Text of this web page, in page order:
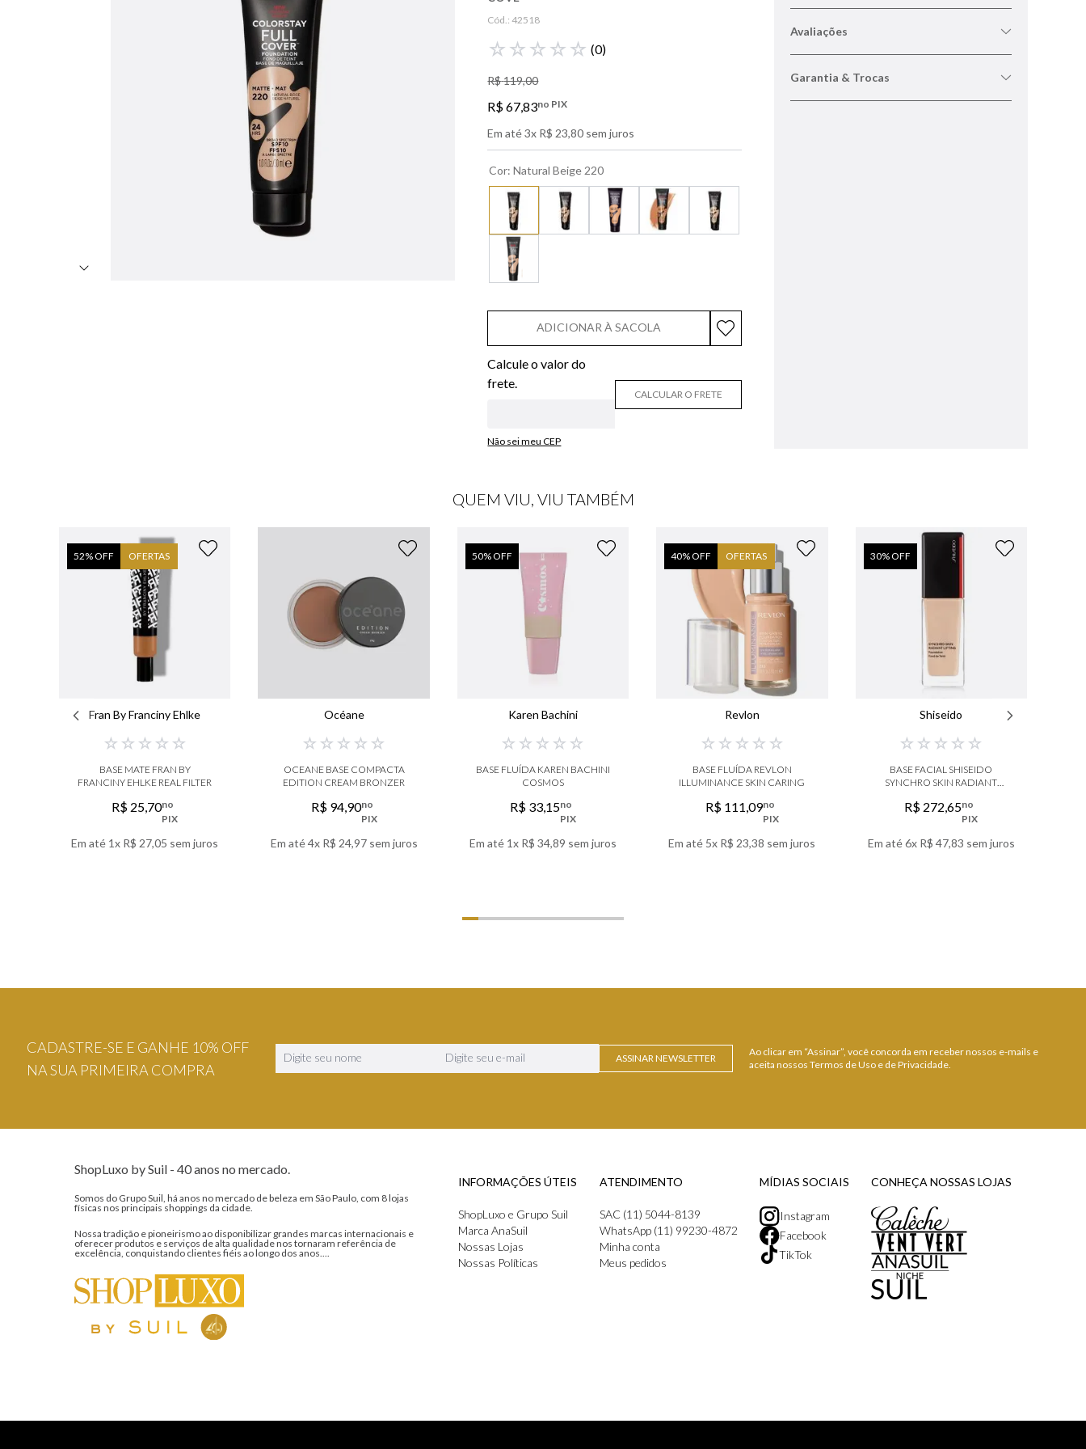
Cód.: 42518
☆ ☆ ☆ ☆ ☆ (0)
R$119,00
R$67,83no PIX
Em até3x R$ 23,80 sem juros
Cor: Natural Beige 220
ADICIONAR À SACOLA
Não sei meu CEP
CALCULAR O FRETE
Avaliações
Garantia & Trocas
QUEM VIU, VIU TAMBÉM
52% OFF OFERTAS
Fran By Franciny Ehlke
☆ ☆ ☆ ☆ ☆
BASE MATE FRAN BY
FRANCINY EHLKE REAL FILTER
R$ 25,70no
PIX
Em até 1x R$ 27,05 sem juros
Océane
☆ ☆ ☆ ☆ ☆
OCEANE BASE COMPACTA
EDITION CREAM BRONZER
R$ 94,90no
PIX
Em até4x R$ 24,97sem juros
50% OFF
Karen Bachini
☆ ☆ ☆ ☆ ☆
BASE FLUÍDA KAREN BACHINI
COSMOS
R$ 33,15no
PIX
Em até 1x R$ 34,89 sem juros
40% OFF OFERTAS
Revlon
☆ ☆ ☆ ☆ ☆
BASE FLUÍDA REVLON
ILLUMINANCE SKIN CARING
R$ 111,09no
PIX
Em até 5x R$ 23,38 sem juros
30% OFF
Shiseido
☆ ☆ ☆ ☆ ☆
BASE FACIAL SHISEIDO
SYNCHRO SKIN RADIANT
R$ 272,65no
PIX
Em até6x R$ 47,83 sem juros
CADASTRE-SE E GANHE 10% OFF
NA SUA PRIMEIRA COMPRA
ASSINAR NEWSLETTER
Ao clicar em “Assinar”, você concorda em receber nossos e-mails e
aceita nossos Termos de Uso e de Privacidade.
ShopLuxo by Suil - 40 anos no mercado.
Somos do Grupo Suil, há anos no mercado de beleza em São Paulo, com 8 lojas
físicas nos principais shoppings da cidade.
Nossa tradição e pioneirismo ao disponibilizar grandes marcas internacionais e
oferecer produtos e serviços de alta qualidade nos tornaram referência de
excelência, conquistando clientes fiéis ao longo dos anos....
INFORMAÇÕES ÚTEIS
ShopLuxo e Grupo Suil
Marca AnaSuil
Nossas Lojas
Nossas Políticas
ATENDIMENTO
SAC (11) 5044-8139
WhatsApp (11) 99230-4872
Minha conta
Meus pedidos
MÍDIAS SOCIAIS
Instagram
Facebook
TikTok
CONHEÇA NOSSAS LOJAS